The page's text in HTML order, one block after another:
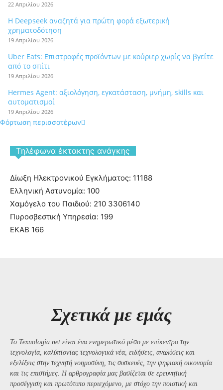
22 Απριλίου 2026
Η Deepseek αναζητά για πρώτη φορά εξωτερική
χρηματοδότηση
19 Απριλίου 2026
Uber Eats: Επιστροφές προϊόντων με κούριερ χωρίς να βγείτε
από το σπίτι
19 Απριλίου 2026
Hermes Agent: αξιολόγηση, εγκατάσταση, μνήμη, skills και
αυτοματισμοί
19 Απριλίου 2026
Φόρτωση περισσοτέρων
Tηλέφωνα έκτακτης ανάγκης
Δίωξη Ηλεκτρονικού Εγκλήματος: 11188
Ελληνική Αστυνομία: 100
Χαμόγελο του Παιδιού: 210 3306140
Πυροσβεστική Υπηρεσία: 199
ΕΚΑΒ 166
Σχετικά με εμάς
Το Texnologia.net είναι ένα ενημερωτικό μέσο με επίκεντρο την
τεχνολογία, καλύπτοντας τεχνολογικά νέα, ειδήσεις, αναλύσεις και
εξελίξεις στην τεχνητή νοημοσύνη, τις συσκευές, την ψηφιακή οικονομία
και τις επιστήμες. Η αρθρογραφία μας βασίζεται σε ερευνητική
προσέγγιση και πρωτότυπο περιεχόμενο, με στόχο την ποιοτική και